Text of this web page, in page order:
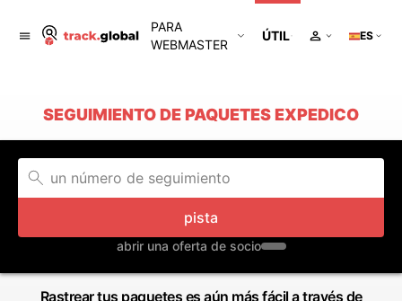
PARA
WEBMASTER
ÚTIL ES
SEGUIMIENTO DE PAQUETES EXPEDICO
pista
abrir una oferta de socio
Rastrear tus paquetes es aún más fácil a través de